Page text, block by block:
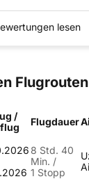
lesen
/
Flugdauer
8 Std. 40
Min. /
1 Stopp